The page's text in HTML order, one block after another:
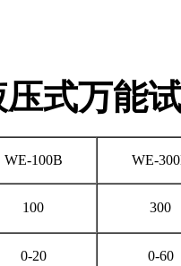
式万能
WE-100B WE-
100 300
0-20
0-60